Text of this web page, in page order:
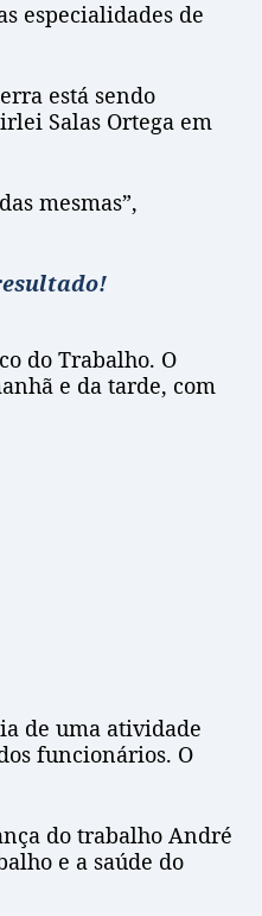
especialidades de
está sendo
Salas Ortega em
mesmas”,
do Trabalho. O
e da tarde, com
de uma atividade
funcionários. O
do trabalho André
e a saúde do